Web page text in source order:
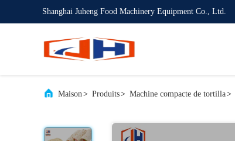
Shanghai Juheng Food Machinery Equipment Co., Ltd.
Maison> Produits> Machine compacte de tortilla>